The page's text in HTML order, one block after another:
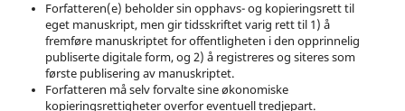
Forfatteren(e) beholder sin opphavs- og kopieringsrett til
eget manuskript, men gir tidsskriftet varig rett til 1) å
fremføre manuskriptet for offentligheten i den opprinnelig
publiserte digitale form, og 2) å registreres og siteres som
første publisering av manuskriptet.
Forfatteren må selv forvalte sine økonomiske
kopieringsrettigheter overfor eventuell tredjepart.